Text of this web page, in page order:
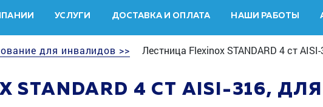
УСЛУГИ ДОСТАВКА И ОПЛАТА НАШИ РАБОТЫ
для инвалидов >> Лестница Flexinox STANDARD 4 ст
STANDARD 4 СТ AISI-316,